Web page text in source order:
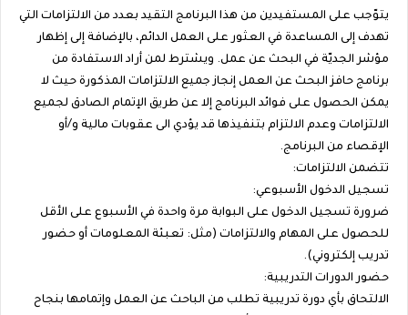
يتوّجب على المستفيدين من هذا البرنامج التقيد بعدد من الالتزامات التي
تهدف إلى المساعدة في العثور على العمل الدائم، بالإضافة إلى إظهار
مؤشر الجديّة في البحث عن عمل. ويشترط لمن أراد الاستفادة من
برنامج حافز البحث عن العمل إنجاز جميع الالتزامات المذكورة حيث لا
يمكن الحصول على فوائد البرنامج إلا عن طريق الإتمام الصادق لجميع
الالتزامات وعدم الالتزام بتنفيذها قد يؤدي الى عقوبات مالية و/أو
الإقصاء من البرنامج.
تتضمن الالتزامات:
تسجيل الدخول الأسبوعي:
ضرورة تسجيل الدخول على البوابة مرة واحدة في الأسبوع على الأقل
للحصول على المهام والالتزامات (مثل: تعبئة المعلومات أو حضور
تدريب إلكتروني).
حضور الدورات التدريبية:
الالتحاق بأي دورة تدريبية تطلب من الباحث عن العمل وإتمامها بنجاح